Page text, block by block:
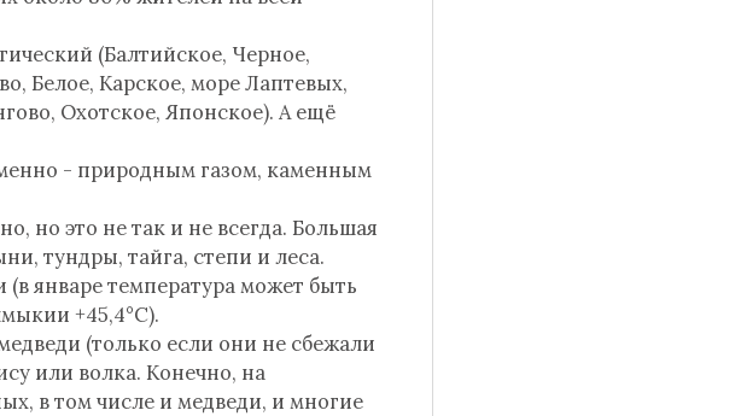
(Балтийское, Черное,
Белое, Карское, море Лаптевых,
Охотское, Японское). А ещё
- природным газом, каменным
но это не так и не всегда. Большая
тундры, тайга, степи и леса.
январе температура может быть
+45,4°С).
(только если они не сбежали
или волка. Конечно, на
в том числе и медведи, и многие